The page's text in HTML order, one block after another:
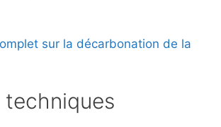
sur la décarbonation de la